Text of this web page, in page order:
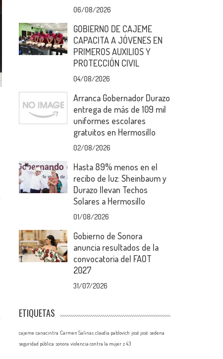
06/08/2026
GOBIERNO DE CAJEME
CAPACITA A JÓVENES EN
PRIMEROS AUXILIOS Y
PROTECCIÓN CIVIL
04/08/2026
Arranca Gobernador Durazo
entrega de más de 109 mil
uniformes escolares
gratuitos en Hermosillo
02/08/2026
Hasta 89% menos en el
recibo de luz: Sheinbaum y
Durazo llevan Techos
Solares a Hermosillo
01/08/2026
Gobierno de Sonora
anuncia resultados de la
convocatoria del FAOT
2027
31/07/2026
ETIQUETAS
cajeme canacintra Carmen Salinas claudia pablovich josé josé sedena
seguridad pública sonora violencia contra la mujer z 43